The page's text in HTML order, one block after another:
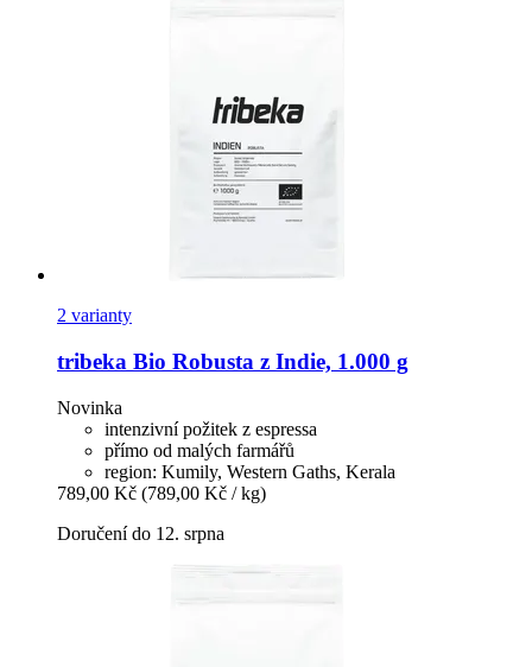
2 varianty
tribeka Bio Robusta z Indie, 1.000 g
Novinka
intenzivní požitek z espressa
přímo od malých farmářů
region: Kumily, Western Gaths, Kerala
789,00 Kč (789,00 Kč / kg)
Doručení do 12. srpna